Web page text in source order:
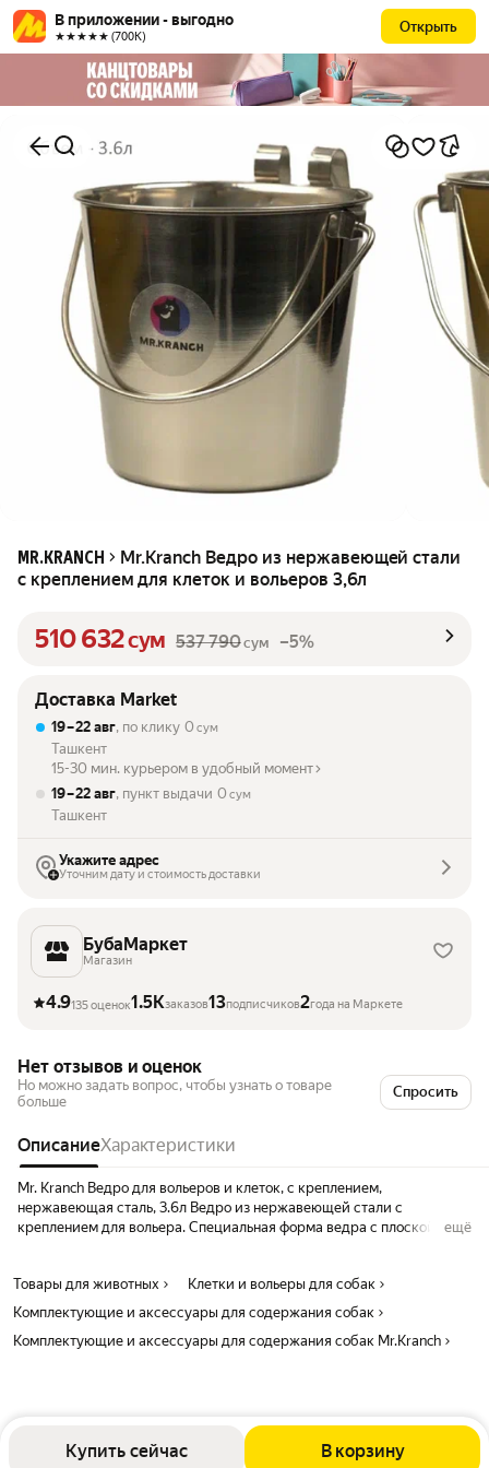
В приложении - выгодно
★★★★★ (700К)
Открыть
Купить сейчас В корзину
MR.KRANCH
Mr.Kranch Ведро из нержавеющей стали
с креплением для клеток и вольеров 3,6л
510 632сум 537 790сум –5%
Доставка Market
19 – 22 авг, по клику 0 сум
Ташкент
15-30 мин. курьером в удобный момент
19 – 22 авг, пункт выдачи 0 сум
Ташкент
Укажите адрес
Уточним дату и стоимость доставки
БубаМаркет
Магазин
4.9135 оценок1.5Kзаказов13подписчиков2года на Маркете
Нет отзывов и оценок
Но можно задать вопрос, чтобы узнать о товаре
больше
Спросить
ОписаниеХарактеристики
Mr. Kranch Ведро для вольеров и клеток, с креплением,
нержавеющая сталь, 3.6л Ведро из нержавеющей стали с
креплением для вольера. Специальная форма ведра с плоской
безопасный материал нержавеющая сталь надолго сохранят
свежесть воды и корма. Преимущества аксессуаров из
нержавеющей стали: Долговечность очень прочный и
износостойкий материал. Безопасность - даже при длительной
запаха - не имеет запаха и не влияет на вкус воды или пищи. Объем
ещё
Товары для животных
Клетки и вольеры для собак
Комплектующие и аксессуары для содержания собак
Комплектующие и аксессуары для содержания собак Mr.Kranch